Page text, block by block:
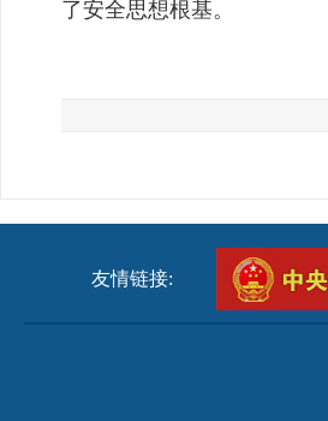
了安全思想根基。
友情链接: